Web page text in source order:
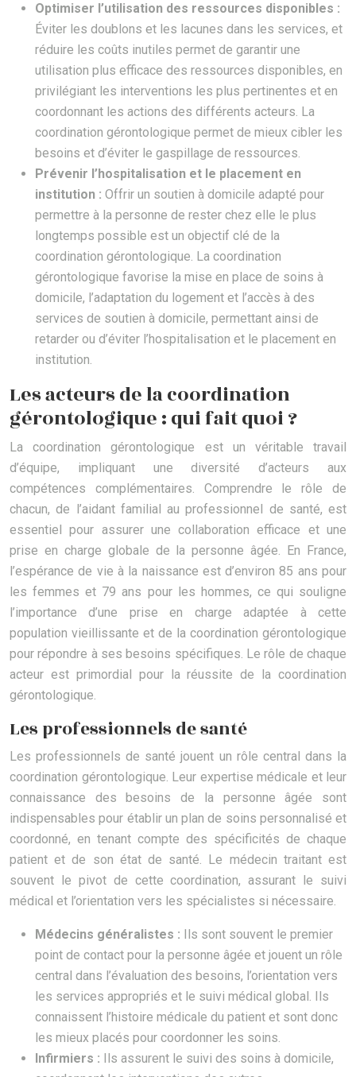
Optimiser l’utilisation des ressources disponibles :
Éviter les doublons et les lacunes dans les services, et
réduire les coûts inutiles permet de garantir une
utilisation plus efficace des ressources disponibles, en
privilégiant les interventions les plus pertinentes et en
coordonnant les actions des différents acteurs. La
coordination gérontologique permet de mieux cibler les
besoins et d’éviter le gaspillage de ressources.
Prévenir l’hospitalisation et le placement en
institution : Offrir un soutien à domicile adapté pour
permettre à la personne de rester chez elle le plus
longtemps possible est un objectif clé de la
coordination gérontologique. La coordination
gérontologique favorise la mise en place de soins à
domicile, l’adaptation du logement et l’accès à des
services de soutien à domicile, permettant ainsi de
retarder ou d’éviter l’hospitalisation et le placement en
institution.
Les acteurs de la coordination
gérontologique : qui fait quoi ?
La coordination gérontologique est un véritable travail
d’équipe, impliquant une diversité d’acteurs aux
compétences complémentaires. Comprendre le rôle de
chacun, de l’aidant familial au professionnel de santé, est
essentiel pour assurer une collaboration efficace et une
prise en charge globale de la personne âgée. En France,
l’espérance de vie à la naissance est d’environ 85 ans pour
les femmes et 79 ans pour les hommes, ce qui souligne
l’importance d’une prise en charge adaptée à cette
population vieillissante et de la coordination gérontologique
pour répondre à ses besoins spécifiques. Le rôle de chaque
acteur est primordial pour la réussite de la coordination
gérontologique.
Les professionnels de santé
Les professionnels de santé jouent un rôle central dans la
coordination gérontologique. Leur expertise médicale et leur
connaissance des besoins de la personne âgée sont
indispensables pour établir un plan de soins personnalisé et
coordonné, en tenant compte des spécificités de chaque
patient et de son état de santé. Le médecin traitant est
souvent le pivot de cette coordination, assurant le suivi
médical et l’orientation vers les spécialistes si nécessaire.
Médecins généralistes :
Ils sont souvent le premier
point de contact pour la personne âgée et jouent un rôle
central dans l’évaluation des besoins, l’orientation vers
les services appropriés et le suivi médical global. Ils
connaissent l’histoire médicale du patient et sont donc
les mieux placés pour coordonner les soins.
Infirmiers :
Ils assurent le suivi des soins à domicile,